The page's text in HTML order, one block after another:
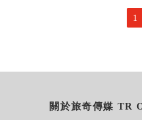
1
關於旅奇傳媒 TR